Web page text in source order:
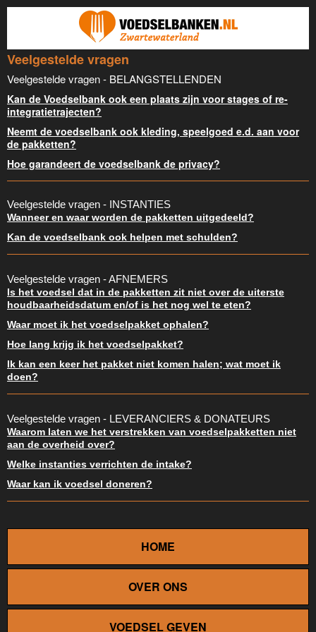
Veelgestelde vragen
Veelgestelde vragen - BELANGSTELLENDEN
Kan de Voedselbank ook een plaats zijn voor stages of re-
integratietrajecten?
Neemt de voedselbank ook kleding, speelgoed e.d. aan voor
de pakketten?
Hoe garandeert de voedselbank de privacy?
Veelgestelde vragen - INSTANTIES
Wanneer en waar worden de pakketten uitgedeeld?
Kan de voedselbank ook helpen met schulden?
Veelgestelde vragen - AFNEMERS
Is het voedsel dat in de pakketten zit niet over de uiterste
houdbaarheidsdatum en/of is het nog wel te eten?
Waar moet ik het voedselpakket ophalen?
Hoe lang krijg ik het voedselpakket?
Ik kan een keer het pakket niet komen halen; wat moet ik
doen?
Veelgestelde vragen - LEVERANCIERS & DONATEURS
Waarom laten we het verstrekken van voedselpakketten niet
aan de overheid over?
Welke instanties verrichten de intake?
Waar kan ik voedsel doneren?
HOME
OVER ONS
VOEDSEL GEVEN